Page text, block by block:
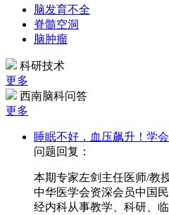
脑发育不全
脊髓空洞
脑肿瘤
科研技术
更多
西南脑科问答
更多
睡眠不好，血压飙升！学
问题回复：
本期专家左剑主任医师/教
中华医学会资深会员中国
经内科从事教学、科研、